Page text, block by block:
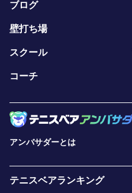
ブログ
壁打ち場
スクール
コーチ
アンバサダーとは
テニスベアランキング